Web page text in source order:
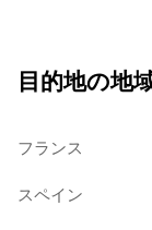
目的地の地
フランス
スペイン